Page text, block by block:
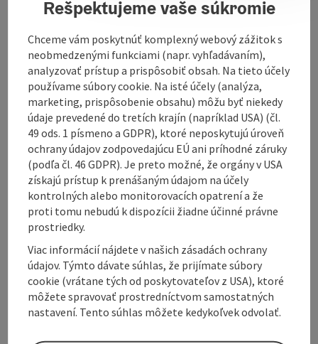
Contact
Kitchen
Equipment
Prices
Arrival
Suitability
Accessibility
Rešpektujeme vaše súkromie
Chceme vám poskytnúť komplexný webový zážitok s
neobmedzenými funkciami (napr. vyhľadávaním),
analyzovať prístup a prispôsobiť obsah. Na tieto účely
používame súbory cookie. Na isté účely (analýza,
marketing, prispôsobenie obsahu) môžu byť niekedy
údaje prevedené do tretích krajín (napríklad USA) (čl.
49 ods. 1 písmeno a GDPR), ktoré neposkytujú úroveň
ochrany údajov zodpovedajúcu EÚ ani príhodné záruky
(podľa čl. 46 GDPR). Je preto možné, že orgány v USA
získajú prístup k prenášaným údajom na účely
kontrolných alebo monitorovacích opatrení a že
proti tomu nebudú k dispozícii žiadne účinné právne
prostriedky.
Viac informácií nájdete v našich zásadách ochrany
údajov. Týmto dávate súhlas, že prijímate súbory
cookie (vrátane tých od poskytovateľov z USA), ktoré
môžete spravovať prostredníctvom samostatných
nastavení. Tento súhlas môžete kedykoľvek odvolať.